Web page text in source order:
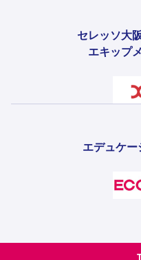
セレッソ大
エキップ
エデュケ